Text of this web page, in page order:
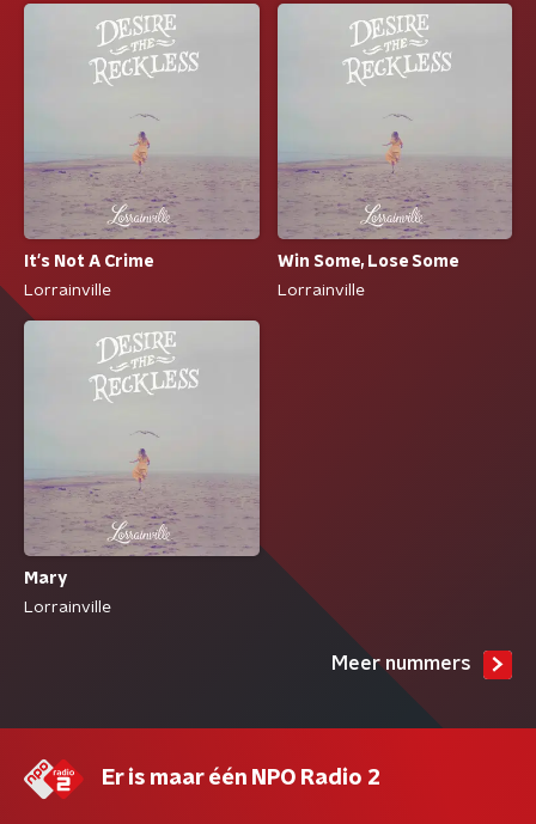
It's Not A Crime
Lorrainville
Win Some, Lose Some
Lorrainville
Mary
Lorrainville
Meer nummers
Er is maar één NPO Radio 2